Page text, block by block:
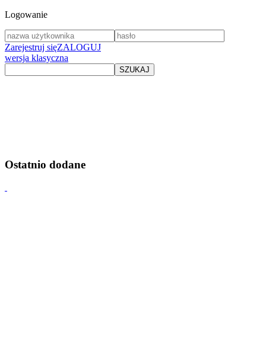
Logowanie
Zarejestruj sięZALOGUJ
wersja klasyczna
Ostatnio dodane